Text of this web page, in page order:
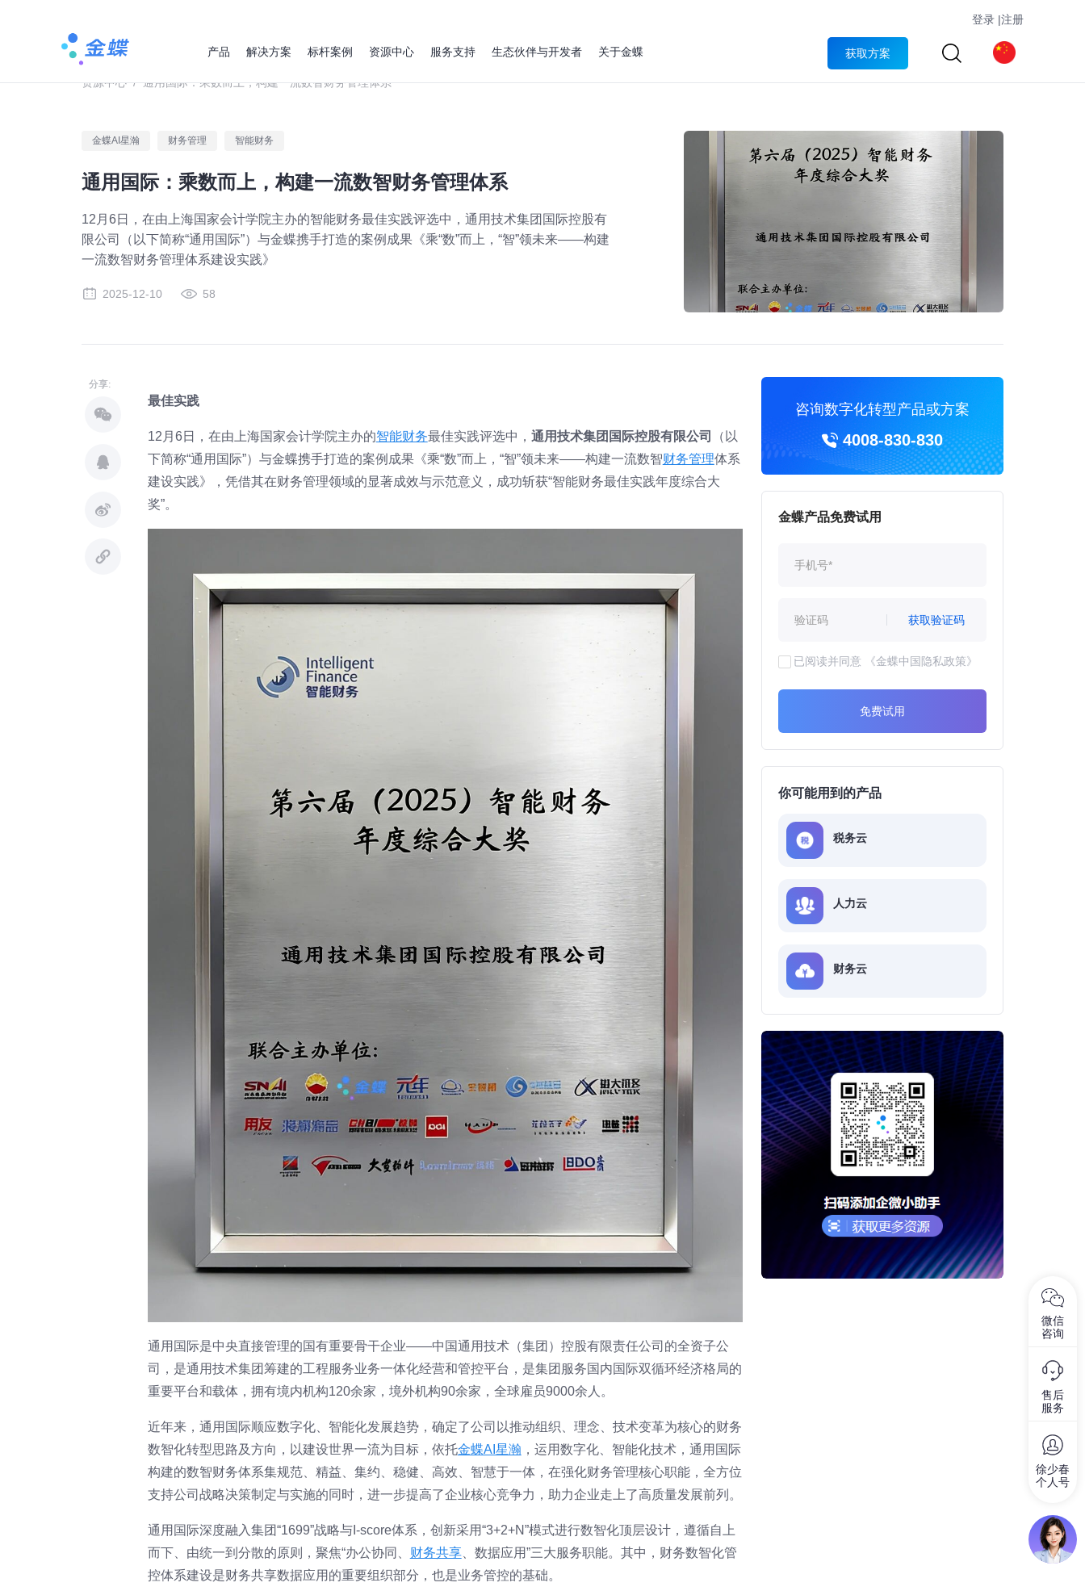
登录 |注册
产品 解决方案 标杆案例 资源中心 服务支持 生态伙伴与开发者 关于金蝶 获取方案
资源中心 / 通用国际：乘数而上，构建一流数智财务管理体系
金蝶AI星瀚 财务管理 智能财务
通用国际：乘数而上，构建一流数智财务管理体系
12月6日，在由上海国家会计学院主办的智能财务最佳实践评选中，通用技术集团国际控股有
限公司（以下简称“通用国际”）与金蝶携手打造的案例成果《乘“数”而上，“智”领未来——构建
一流数智财务管理体系建设实践》
2025-12-10 58
分享:
最佳实践
12月6日，在由上海国家会计学院主办的智能财务最佳实践评选中， 通用技术集团国际控股有限公司
（以
下简称“通用国际”）与金蝶携手打造的案例成果《乘“数”而上，“智”领未来——构建一流数智财务管理体系
建设实践》，凭借其在财务管理领域的显著成效与示范意义，成功斩获“智能财务最佳实践年度综合大
奖”。
通用国际是中央直接管理的国有重要骨干企业——中国通用技术（集团）控股有限责任公司的全资子公
司，是通用技术集团筹建的工程服务业务一体化经营和管控平台，是集团服务国内国际双循环经济格局的
重要平台和载体，拥有境内机构120余家，境外机构90余家，全球雇员9000余人。
近年来，通用国际顺应数字化、智能化发展趋势，确定了公司以推动组织、理念、技术变革为核心的财务
数智化转型思路及方向，以建设世界一流为目标，依托金蝶AI星瀚 ，运用数字化、智能化技术，通用国际
构建的数智财务体系集规范、精益、集约、稳健、高效、智慧于一体，在强化财务管理核心职能，全方位
支持公司战略决策制定与实施的同时，进一步提高了企业核心竞争力，助力企业走上了高质量发展前列。
通用国际深度融入集团“1699”战略与I-score体系，创新采用“3+2+N”模式进行数智化顶层设计，遵循自上
而下、由统一到分散的原则，聚焦“办公协同、 财务共享、数据应用”三大服务职能。其中，财务数智化管
控体系建设是财务共享数据应用的重要组织部分，也是业务管控的基础。
咨询数字化转型产品或方案
4008-830-830
金蝶产品免费试用
获取验证码
已阅读并同意 《金蝶中国隐私政策》
免费试用
你可能用到的产品
税务云
人力云
财务云
微信
咨询
售后
服务
徐少春
个人号